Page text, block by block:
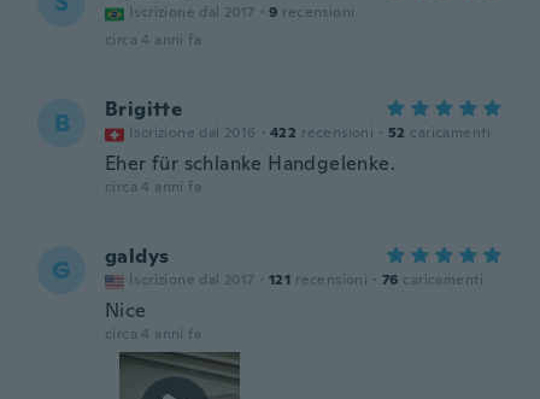
Iscrizione dal 2017 · 9 recensioni
circa 4 anni fa
B Brigitte
Iscrizione dal 2016 · 422 recensioni · 52 caricamenti
Eher für schlanke Handgelenke.
circa 4 anni fa
G galdys
Iscrizione dal 2017 · 121 recensioni · 76 caricamenti
Nice
circa 4 anni fa